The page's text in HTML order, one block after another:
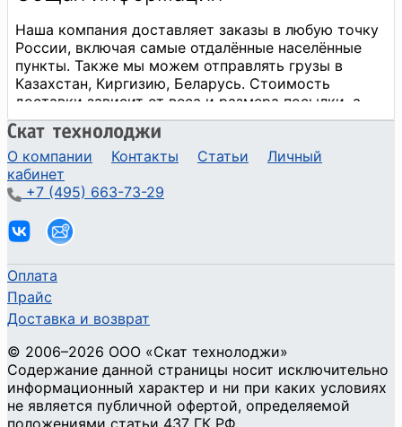
О компании Контакты Статьи
Личный
кабинет
+7 (495) 663-73-29
Оплата
Прайс
Доставка и возврат
© 2006–2026 ООО «Скат технолоджи»
Содержание данной страницы носит исключительно
информационный характер и ни при каких условиях
не является публичной офертой, определяемой
положениями статьи 437 ГК РФ